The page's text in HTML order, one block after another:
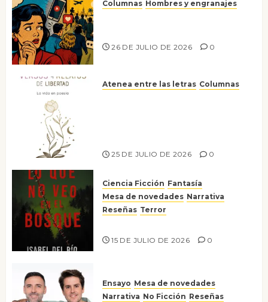
Columnas Hombres y engranajes
26 DE JULIO DE 2026 0
Atenea entre las letras Columnas
25 DE JULIO DE 2026 0
Ciencia Ficción Fantasía
Mesa de novedades Narrativa
Reseñas Terror
15 DE JULIO DE 2026 0
Ensayo Mesa de novedades
Narrativa No Ficción Reseñas